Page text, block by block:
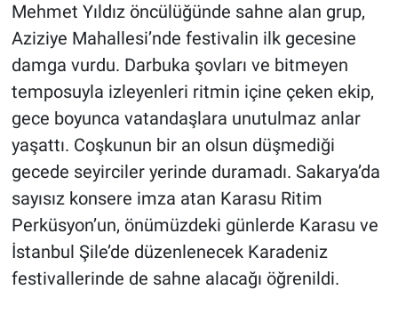
Mehmet Yıldız öncülüğünde sahne alan grup,
Aziziye Mahallesi’nde festivalin ilk gecesine
damga vurdu. Darbuka şovları ve bitmeyen
temposuyla izleyenleri ritmin içine çeken ekip,
gece boyunca vatandaşlara unutulmaz anlar
yaşattı. Coşkunun bir an olsun düşmediği
gecede seyirciler yerinde duramadı. Sakarya’da
sayısız konsere imza atan Karasu Ritim
Perküsyon’un, önümüzdeki günlerde Karasu ve
İstanbul Şile’de düzenlenecek Karadeniz
festivallerinde de sahne alacağı öğrenildi.